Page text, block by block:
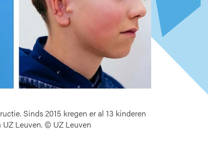
Sinds 2015 kregen er al 13 kinderen
Leuven. © UZ Leuven